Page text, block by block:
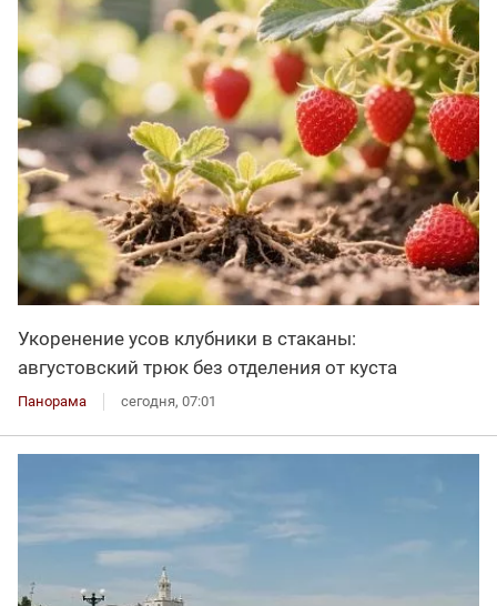
Укоренение усов клубники в стаканы:
августовский трюк без отделения от куста
Панорама сегодня, 07:01